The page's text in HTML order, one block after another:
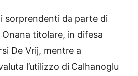
sorprendenti da parte di
titolare, in difesa
De Vrij, mentre a
l’utilizzo di Calhanoglu